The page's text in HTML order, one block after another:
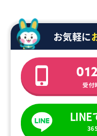
お気軽に
受付
LINE